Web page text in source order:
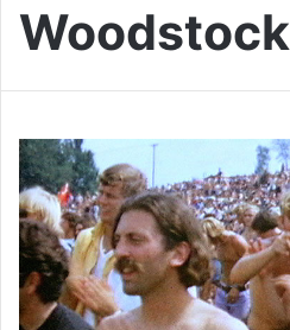
Woodstock